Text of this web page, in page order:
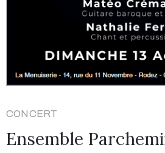
CONCERT
Ensemble